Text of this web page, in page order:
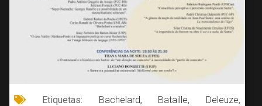
Etiquetas: Bachelard, Bataille, Deleuze,